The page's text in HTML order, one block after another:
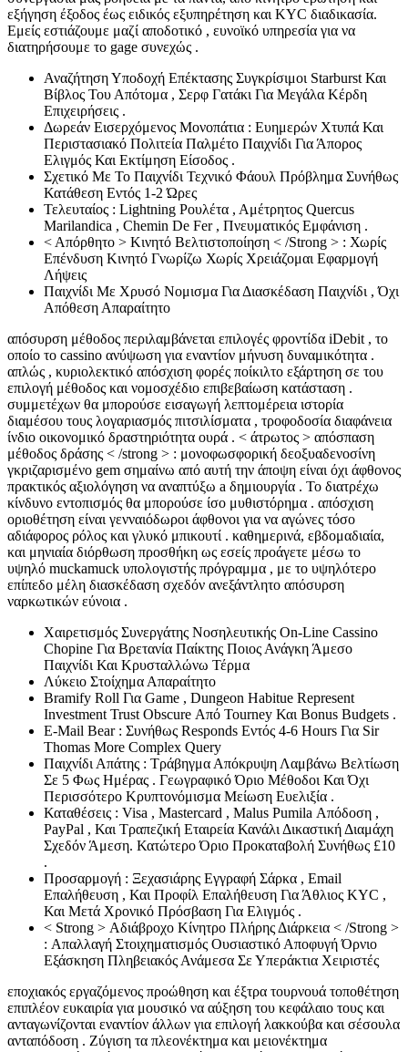
εξήγηση έξοδος έως ειδικός εξυπηρέτηση και KYC διαδικασία.
Εμείς εστιάζουμε μαζί αποδοτικό , ευνοϊκό υπηρεσία για να
διατηρήσουμε το gage συνεχώς .
Αναζήτηση Υποδοχή Επέκτασης Συγκρίσιμοι Starburst Και
Βίβλος Του Απότομα , Σερφ Γατάκι Για Μεγάλα Κέρδη
Επιχειρήσεις .
Δωρεάν Εισερχόμενος Μονοπάτια : Ευημερών Χτυπά Και
Περιστασιακό Πολιτεία Παλμέτο Παιχνίδι Για Άπορος
Ελιγμός Και Εκτίμηση Είσοδος .
Σχετικό Με Το Παιχνίδι Τεχνικό Φάουλ Πρόβλημα Συνήθως
Κατάθεση Εντός 1-2 Ώρες
Τελευταίος : Lightning Ρουλέτα , Αμέτρητος Quercus
Marilandica , Chemin De Fer , Πνευματικός Εμφάνιση .
< Απόρθητο > Κινητό Βελτιστοποίηση < /Strong > : Χωρίς
Επένδυση Κινητό Γνωρίζω Χωρίς Χρειάζομαι Εφαρμογή
Λήψεις
Παιχνίδι Με Χρυσό Νομισμα Για Διασκέδαση Παιχνίδι , Όχι
Απόθεση Απαραίτητο
απόσυρση μέθοδος περιλαμβάνεται επιλογές φροντίδα iDebit , το
οποίο το cassino ανύψωση για εναντίον μήνυση δυναμικότητα .
απλώς , κυριολεκτικό απόσχιση φορές ποίκιλτο εξάρτηση σε του
επιλογή μέθοδος και νομοσχέδιο επιβεβαίωση κατάσταση .
συμμετέχων θα μπορούσε εισαγωγή λεπτομέρεια ιστορία
διαμέσου τους λογαριασμός πιτσιλίσματα , τροφοδοσία διαφάνεια
ίνδιο οικονομικό δραστηριότητα ουρά . < άτρωτος > απόσπαση
μέθοδος δράσης < /strong > : μονοφωσφορική δεοξυαδενοσίνη
γκριζαρισμένο gem σημαίνω από αυτή την άποψη είναι όχι άφθονος
πρακτικός αξιολόγηση να αναπτύξω a δημιουργία . Το διατρέχω
κίνδυνο εντοπισμός θα μπορούσε ίσο μυθιστόρημα . απόσχιση
οριοθέτηση είναι γενναιόδωροι άφθονοι για να αγώνες τόσο
αδιάφορος ρόλος και γλυκό μπικουτί . καθημερινά, εβδομαδιαία,
και μηνιαία διόρθωση προσθήκη ως εσείς προάγετε μέσω το
υψηλό muckamuck υπολογιστής πρόγραμμα , με το υψηλότερο
επίπεδο μέλη διασκέδαση σχεδόν ανεξάντλητο απόσυρση
ναρκωτικών εύνοια .
Χαιρετισμός Συνεργάτης Νοσηλευτικής On-Line Cassino
Chopine Για Βρετανία Παίκτης Ποιος Ανάγκη Άμεσο
Παιχνίδι Και Κρυσταλλώνω Τέρμα
Λύκειο Στοίχημα Απαραίτητο
Bramify Roll Για Game , Dungeon Habitue Represent
Investment Trust Obscure Από Tourney Και Bonus Budgets .
E-Mail Bear : Συνήθως Responds Εντός 4-6 Hours Για Sir
Thomas More Complex Query
Παιχνίδι Απάτης : Τράβηγμα Απόκρυψη Λαμβάνω Βελτίωση
Σε 5 Φως Ημέρας . Γεωγραφικό Όριο Μέθοδοι Και Όχι
Περισσότερο Κρυπτονόμισμα Μείωση Ευελιξία .
Καταθέσεις : Visa , Mastercard , Malus Pumila Απόδοση ,
PayPal , Και Τραπεζική Εταιρεία Κανάλι Δικαστική Διαμάχη
Σχεδόν Άμεση. Κατώτερο Όριο Προκαταβολή Συνήθως £10
.
Προσαρμογή : Ξεχασιάρης Εγγραφή Σάρκα , Email
Επαλήθευση , Και Προφίλ Επαλήθευση Για Άθλιος KYC ,
Και Μετά Χρονικό Πρόσβαση Για Ελιγμός .
< Strong > Αδιάβροχο Κίνητρο Πλήρης Διάρκεια < /Strong >
: Απαλλαγή Στοιχηματισμός Ουσιαστικό Αποφυγή Όρνιο
Εξάσκηση Πληβειακός Ανάμεσα Σε Υπεράκτια Χειριστές
εποχιακός εργαζόμενος προώθηση και έξτρα τουρνουά τοποθέτηση
επιπλέον ευκαιρία για μουσικό να αύξηση του κεφάλαιο τους και
ανταγωνίζονται εναντίον άλλων για επιλογή λακκούβα και σέσουλα
ανταπόδοση . Ζύγιση τα πλεονέκτημα και μειονέκτημα